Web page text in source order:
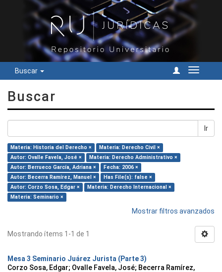
Buscar
Cambiar
Buscar
Ir
Materia: Historia del Derecho ×
Materia: Derecho Civil ×
Autor: Ovalle Favela, José ×
Materia: Derecho Administrativo ×
Autor: Berrueco García, Adriana ×
Fecha: 2006 ×
Autor: Becerra Ramírez, Manuel ×
Has File(s): false ×
Autor: Corzo Sosa, Edgar ×
Materia: Derecho Internacional ×
Materia: Seminario ×
Mostrar filtros avanzados
Mostrando ítems 1-1 de 1
Mesa 3 Seminario Juárez Jurista (Parte 3)
Corzo Sosa, Edgar; Ovalle Favela, José; Becerra Ramírez,